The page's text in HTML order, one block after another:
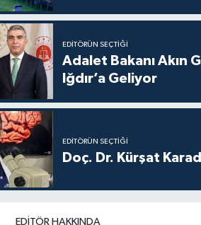
EDITÖRÜN SEÇTIĞI
Adalet Bakanı Akın
Iğdır’a Geliyor
EDITÖRÜN SEÇTIĞI
Doç. Dr. Kürşat
EDITÖR HAKKINDA